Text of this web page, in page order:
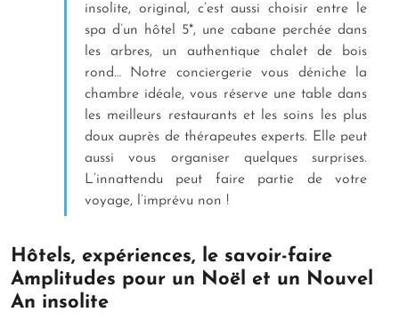
insolite, original, c’est aussi choisir entre le
spa d’un hôtel 5*, une cabane perchée dans
les arbres, un authentique chalet de bois
rond… Notre conciergerie vous déniche la
chambre idéale, vous réserve une table dans
les meilleurs restaurants et les soins les plus
doux auprès de thérapeutes experts. Elle peut
aussi vous organiser quelques surprises.
L’innattendu peut faire partie de votre
voyage, l’imprévu non !
Hôtels, expériences, le savoir-faire
Amplitudes pour un Noël et un Nouvel
An insolite